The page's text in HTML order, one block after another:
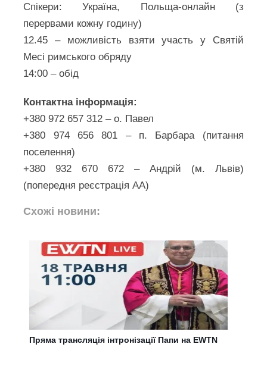
Спікери: Україна, Польща-онлайн (з
перервами кожну годину)
12.45 – можливість взяти участь у Святій
Месі римського обряду
14:00 – обід
Контактна інформація:
+380 972 657 312 – о. Павел
+380 974 656 801 – п. Барбара (питання
поселення)
+380 932 670 672 – Андрій (м. Львів)
(попередня реєстрація АА)
Схожі новини:
Пряма трансляція інтронізації Папи на EWTN